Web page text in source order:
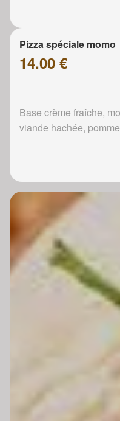
Pizza spéciale momo
14.00 €
Base crème fraîche,
viande hachée,